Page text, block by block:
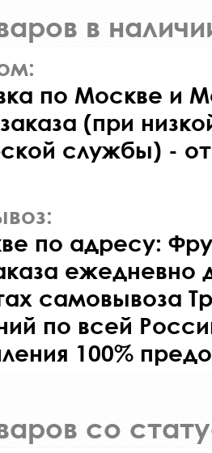
в
по Москве и
(при
службы) -
по адресу:
ежедневно
самовывоза
по всей
100%
со